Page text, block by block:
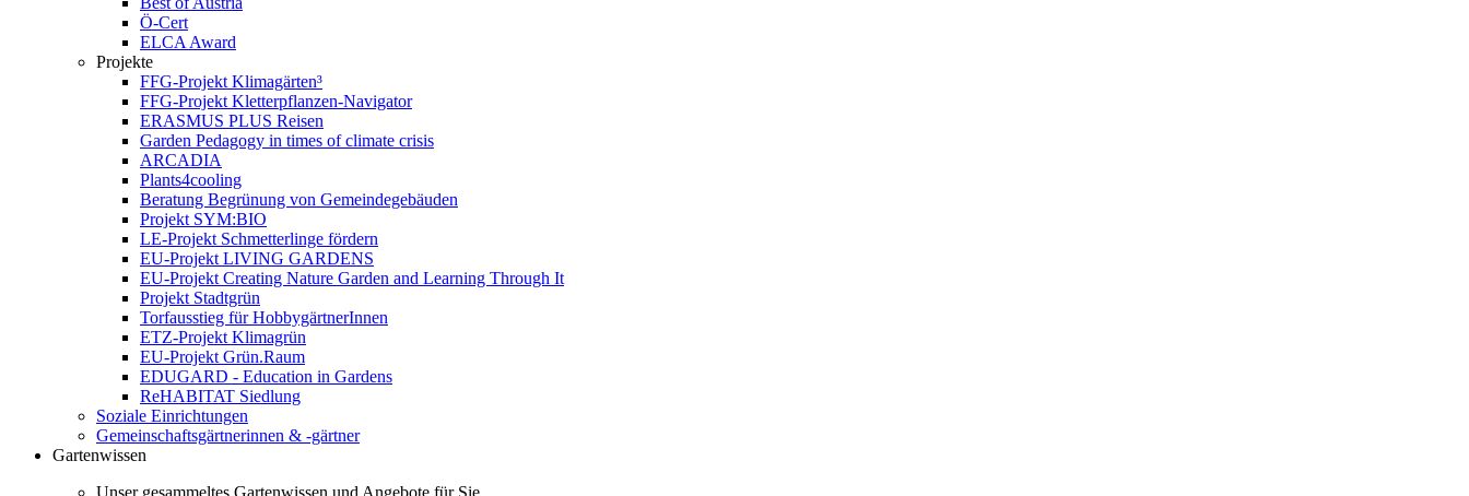
Ö-Cert
ELCA Award
Projekte
FFG-Projekt Klimagärten³
FFG-Projekt Kletterpflanzen-Navigator
ERASMUS PLUS Reisen
Garden Pedagogy in times of climate crisis
ARCADIA
Plants4cooling
Beratung Begrünung von Gemeindegebäuden
Projekt SYM:BIO
LE-Projekt Schmetterlinge fördern
EU-Projekt LIVING GARDENS
EU-Projekt Creating Nature Garden and Learning Through It
Projekt Stadtgrün
Torfausstieg für HobbygärtnerInnen
ETZ-Projekt Klimagrün
EU-Projekt Grün.Raum
EDUGARD - Education in Gardens
ReHABITAT Siedlung
Soziale Einrichtungen
Gemeinschaftsgärtnerinnen & -gärtner
Gartenwissen
Unser gesammeltes Gartenwissen und Angebote für Sie